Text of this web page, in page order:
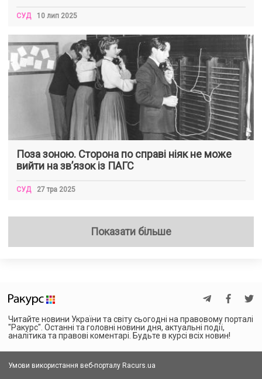
СУД 10 лип 2025
Поза зоною. Сторона по справі ніяк не може
вийти на зв’язок із ПАГС
СУД 27 тра 2025
Показати більше
Читайте новини України та світу сьогодні на правовому порталі
"Ракурс". Останні та головні новини дня, актуальні події,
аналітика та правові коментарі. Будьте в курсі всіх новин!
Умови використання веб-порталу Racurs.ua